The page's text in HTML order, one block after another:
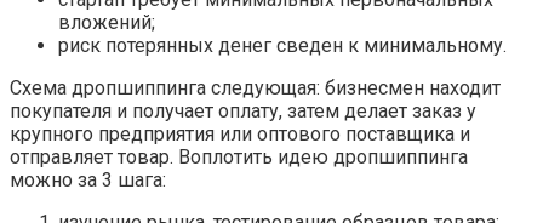
вложений;
риск потерянных денег сведен к минимальному.
Схема дропшиппинга следующая: бизнесмен находит
покупателя и получает оплату, затем делает заказ у
крупного предприятия или оптового поставщика и
отправляет товар. Воплотить идею дропшиппинга
можно за 3 шага: